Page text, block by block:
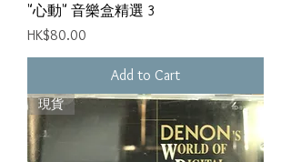
"心動" 音樂盒精選 3
Price
HK$80.00
Add to Cart
現貨